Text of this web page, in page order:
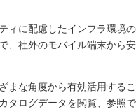
ィに配慮したインフラ環
、社外のモバイル端末から
まな角度から有効活用する
タログデータを閲覧、参